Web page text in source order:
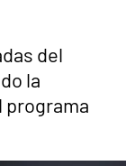
del
la
programa